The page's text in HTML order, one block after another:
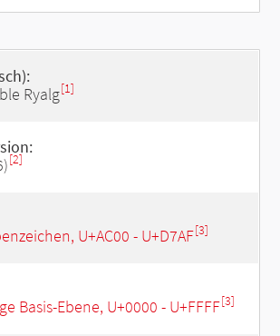
Ryalg[1]
[2]
U+AC00 - U+D7AF[3]
Basis-Ebene, U+0000 - U+FFFF[3]